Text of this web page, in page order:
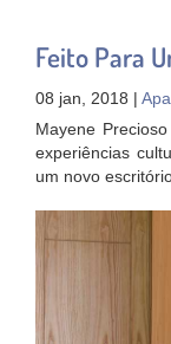
Feito Para
08 jan, 2018 |
Mayene
experiências
um novo